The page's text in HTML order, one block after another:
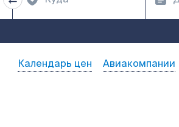
Календарь цен Авиакомпании